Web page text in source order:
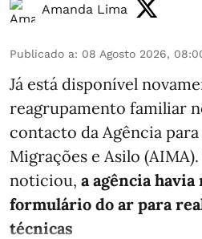
Amanda Lima
Publicado a: 08 Agosto 2026,
Já está disponível
reagrupamento familiar
contacto da Agência
Migrações e Asilo
noticiou, a agência
formulário do ar para
técnicas